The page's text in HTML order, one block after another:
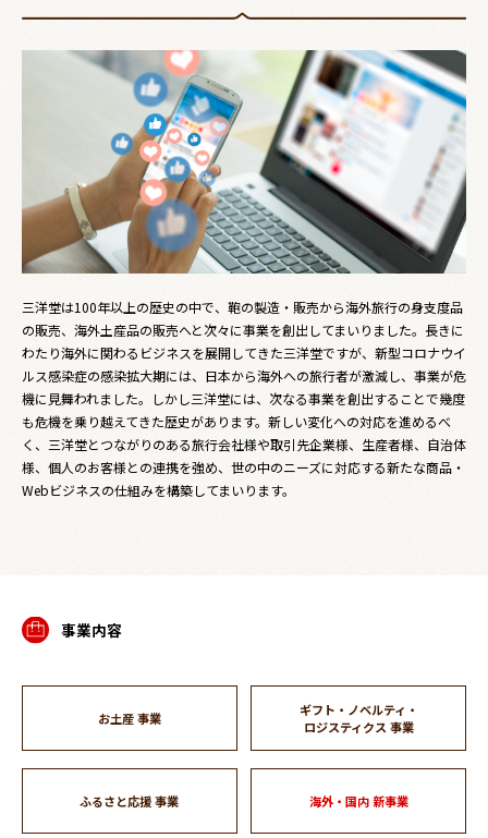
三洋堂は100年以上の歴史の中で、鞄の製造・販売から海外旅行の身支度品
の販売、海外土産品の販売へと次々に事業を創出してまいりました。長きに
わたり海外に関わるビジネスを展開してきた三洋堂ですが、新型コロナウイ
ルス感染症の感染拡大期には、日本から海外への旅行者が激減し、事業が危
機に見舞われました。しかし三洋堂には、次なる事業を創出することで幾度
も危機を乗り越えてきた歴史があります。新しい変化への対応を進めるべ
く、三洋堂とつながりのある旅行会社様や取引先企業様、生産者様、自治体
様、個人のお客様との連携を強め、世の中のニーズに対応する新たな商品・
Webビジネスの仕組みを構築してまいります。
事業内容
お土産 事業
ギフト・ノベルティ・
ロジスティクス 事業
ふるさと応援 事業 海外・国内 新事業